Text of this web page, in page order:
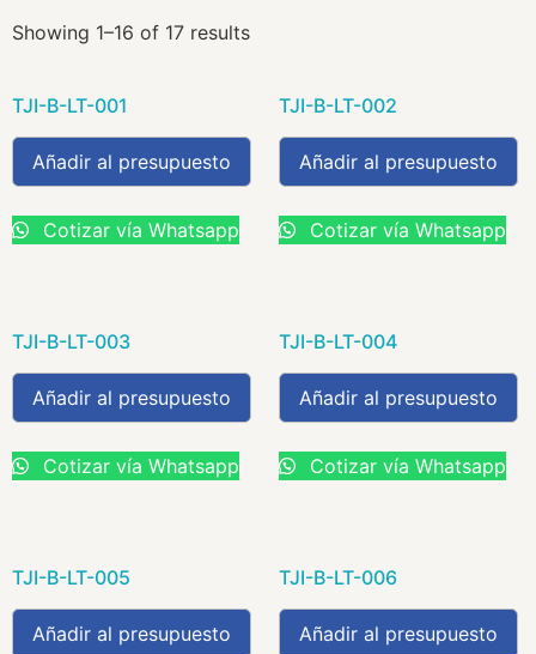
Showing 1–16 of 17 results
TJI-B-LT-001
Añadir al presupuesto
Cotizar vía Whatsapp
TJI-B-LT-002
Añadir al presupuesto
Cotizar vía Whatsapp
TJI-B-LT-003
Añadir al presupuesto
Cotizar vía Whatsapp
TJI-B-LT-004
Añadir al presupuesto
Cotizar vía Whatsapp
TJI-B-LT-005
Añadir al presupuesto
TJI-B-LT-006
Añadir al presupuesto